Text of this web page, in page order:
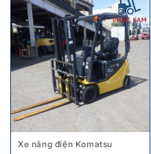
Xe nâng điện Komatsu